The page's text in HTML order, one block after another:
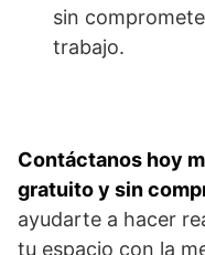
sin
trabajo.
Contáctanos hoy
gratuito y sin
ayudarte a hacer
tu espacio con la